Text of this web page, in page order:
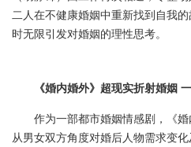
二人在不健康婚姻中重新找到自我
时无限引发对婚姻的理性思考。
《婚内婚外》超现实折射婚姻
作为一部都市婚姻情感剧，《婚
从男女双方角度对婚后人物需求变